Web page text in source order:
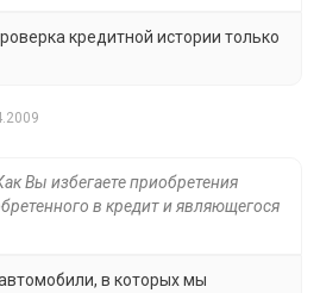
кредитной истории только
Вы избегаете приобретения
в кредит и являющегося
в которых мы